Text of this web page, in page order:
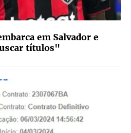
em Salvador e
títulos"